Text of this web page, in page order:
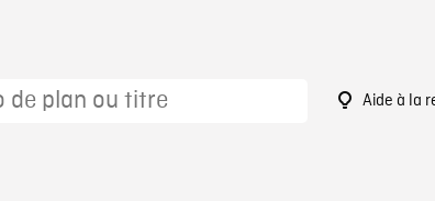
Aide à la